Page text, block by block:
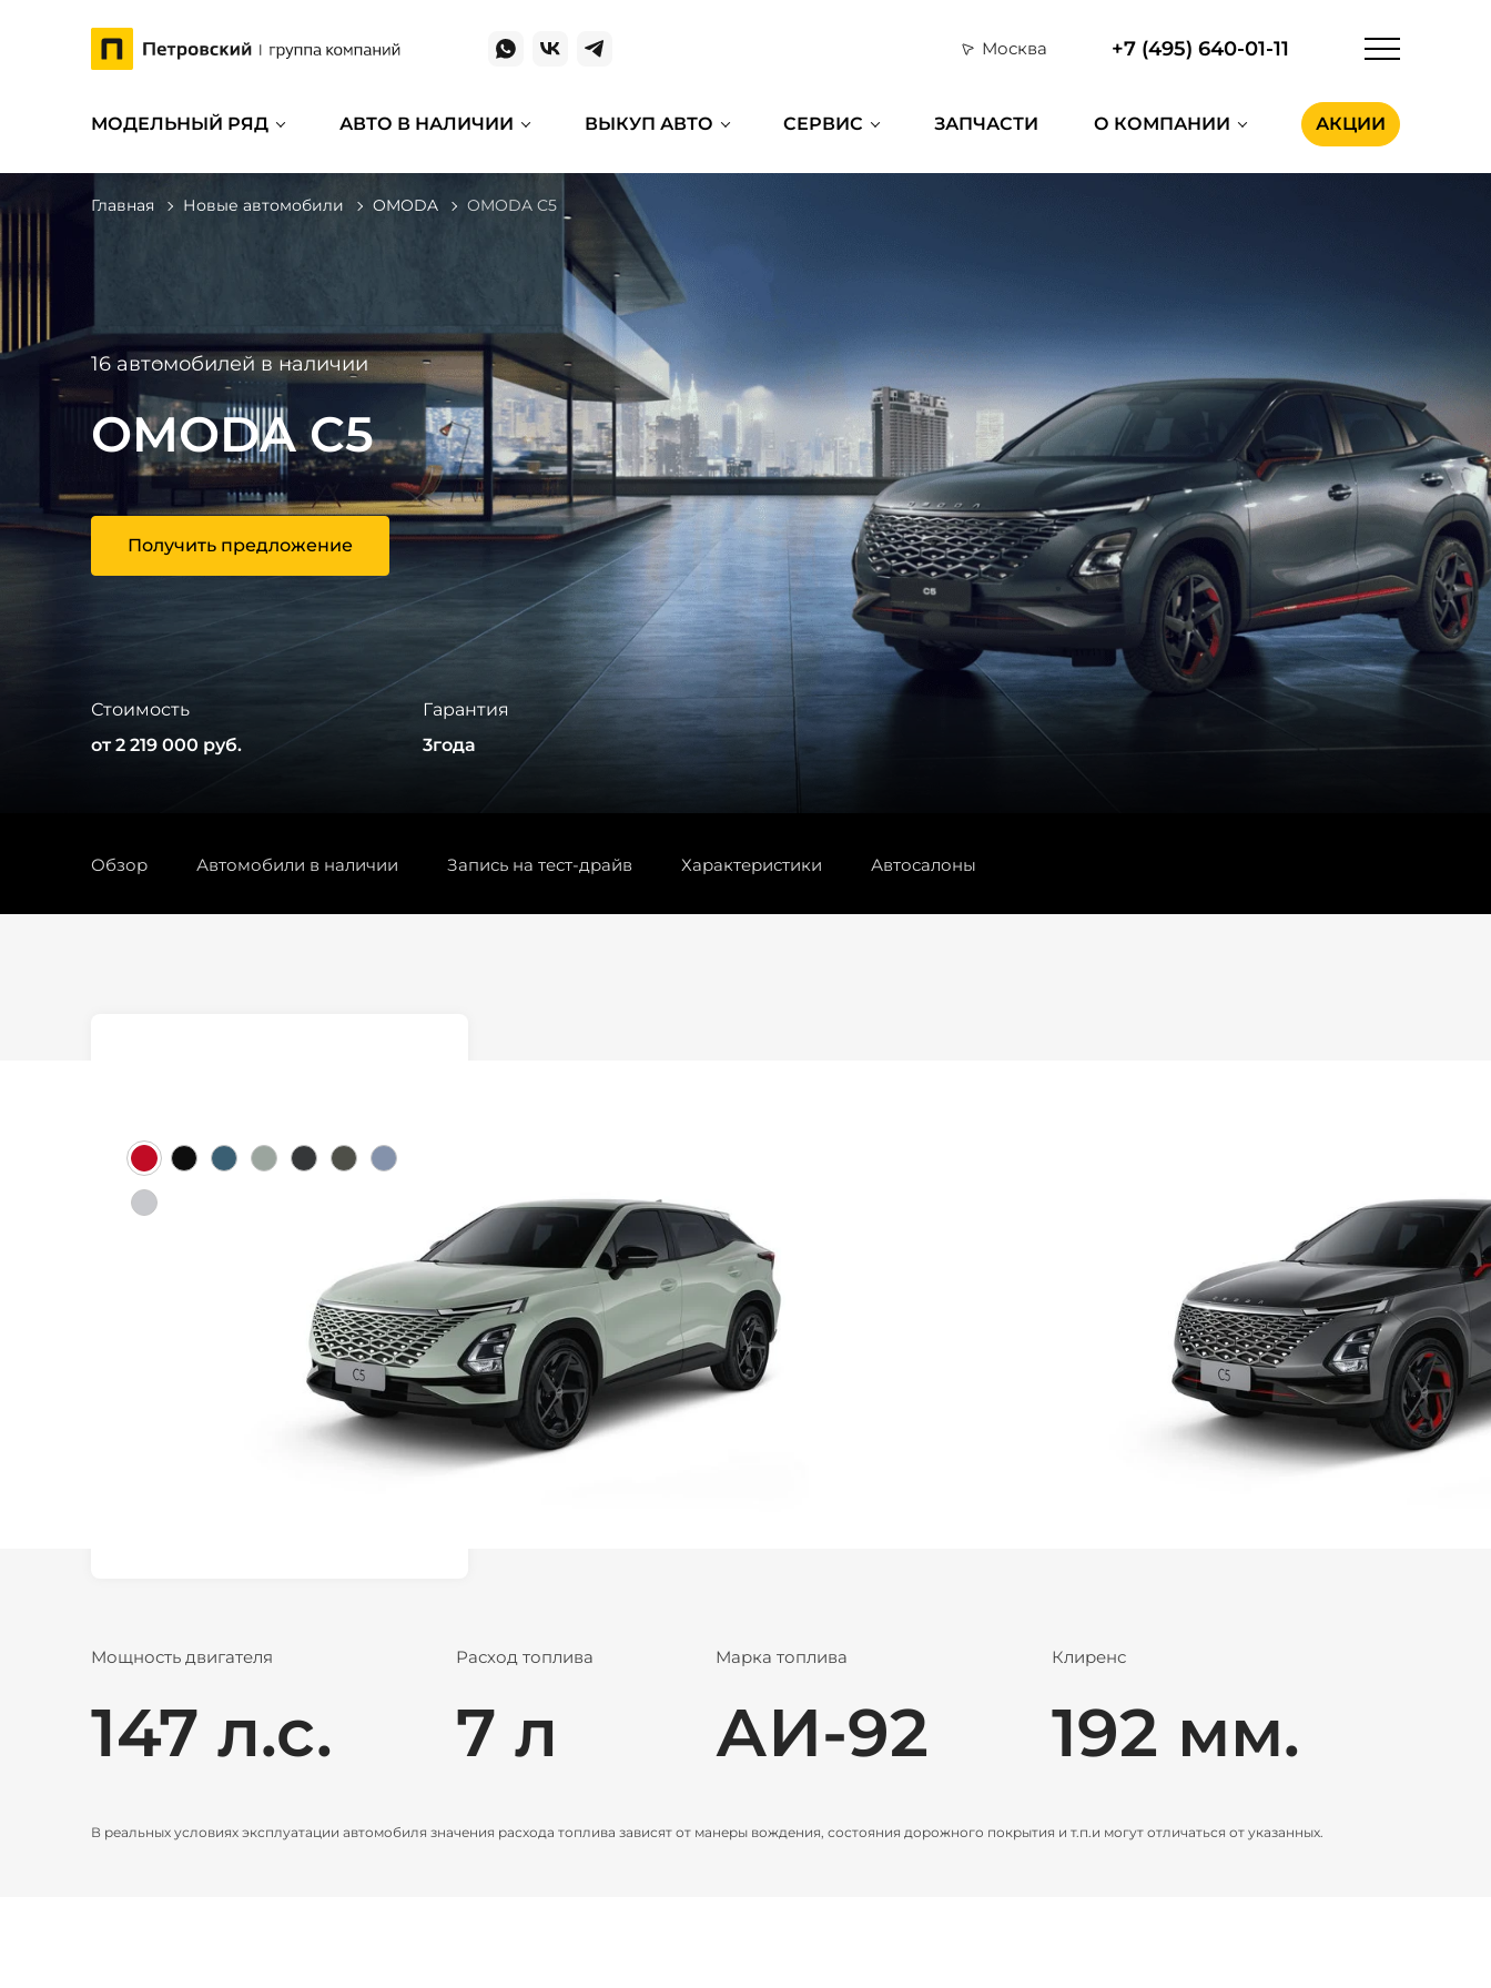
Москва +7 (495) 640-01-11
МОДЕЛЬНЫЙ РЯД АВТО В НАЛИЧИИ ВЫКУП АВТО СЕРВИС ЗАПЧАСТИ О КОМПАНИИ АКЦИИ
Главная Новые автомобили OMODA OMODA C5
16 автомобилей в наличии
OMODA C5
Получить предложение
Стоимость
от 2 219 000 руб.
Гарантия
3года
Обзор Автомобили в наличии Запись на тест-драйв Характеристики Автосалоны
от 2 219 000 ₽
Рассчитать кредит
Заказать тест-драйв
Мощность двигателя
147 л.с.
Расход топлива
7 л
Марка топлива
АИ-92
Клиренс
192 мм.
В реальных условиях эксплуатации автомобиля значения расхода топлива зависят от манеры вождения, состояния дорожного покрытия и т.п.и могут отличаться от указанных.